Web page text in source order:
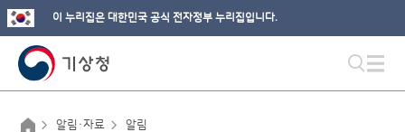
이 누리집은 대한민국 공식 전자정부 누리집입니다.
알림·자료 알림